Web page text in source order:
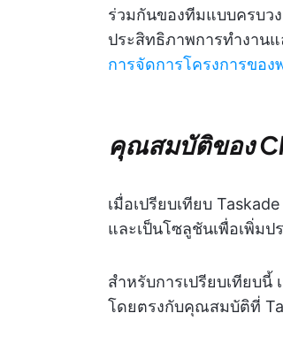
ร่วมกันของทีมแบบครบว
ประสิทธิภาพการทำงาน
การจัดการโครงการของ
คุณสมบัติของ
เมื่อเปรียบเทียบ
และเป็นโซลูชันเพื่อเพิ่ม
สำหรับการเปรียบเทียบ
โดยตรงกับคุณสมบัติที่